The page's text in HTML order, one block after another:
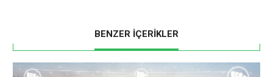
BENZER İÇERİKLER